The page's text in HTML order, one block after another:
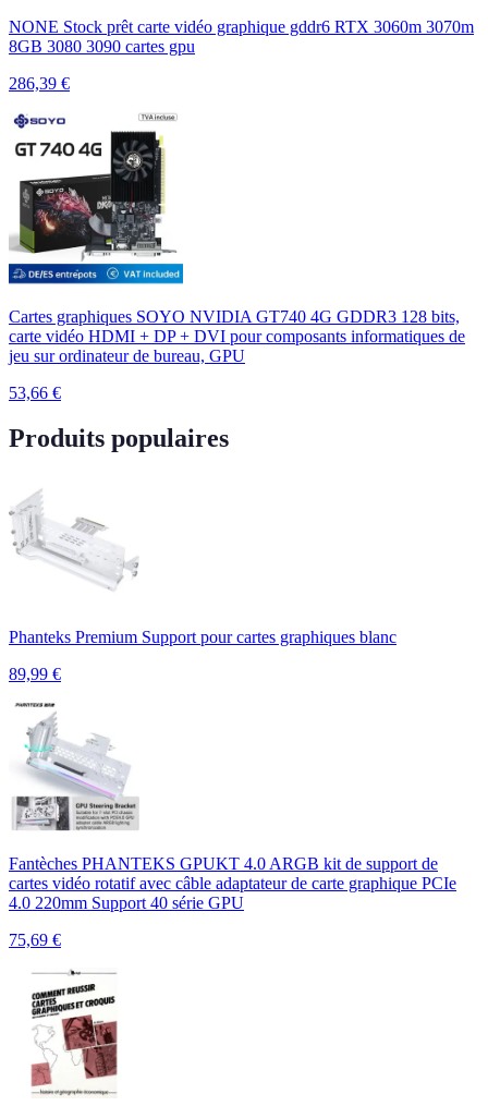
NONE Stock prêt carte vidéo graphique gddr6 RTX 3060m 3070m
8GB 3080 3090 cartes gpu
286,39 €
Cartes graphiques SOYO NVIDIA GT740 4G GDDR3 128 bits,
carte vidéo HDMI + DP + DVI pour composants informatiques de
jeu sur ordinateur de bureau, GPU
53,66 €
Produits populaires
Phanteks Premium Support pour cartes graphiques blanc
89,99 €
Fantèches PHANTEKS GPUKT 4.0 ARGB kit de support de
cartes vidéo rotatif avec câble adaptateur de carte graphique PCIe
4.0 220mm Support 40 série GPU
75,69 €